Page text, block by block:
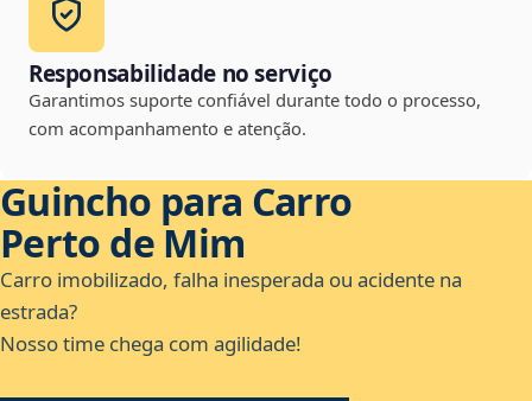
Responsabilidade no serviço
Garantimos suporte confiável durante todo o processo,
com acompanhamento e atenção.
Guincho para Carro
Perto de Mim
Carro imobilizado, falha inesperada ou acidente na
estrada?
Nosso time chega com agilidade!